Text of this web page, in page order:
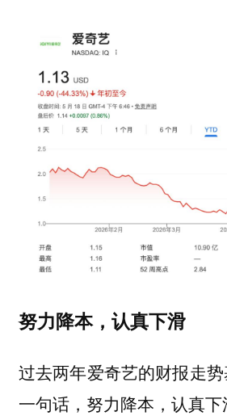
努力降本，认真下滑
过去两年爱奇艺的财报走
一句话，努力降本，认真下